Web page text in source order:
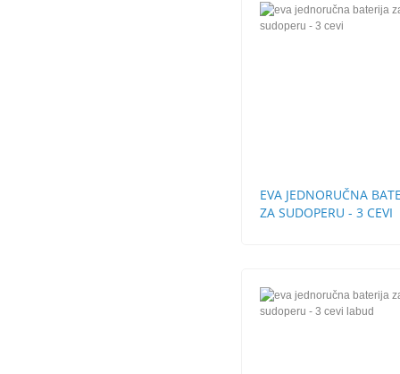
EVA JEDNORUČNA
ZA SUDOPERU - 3 CEVI